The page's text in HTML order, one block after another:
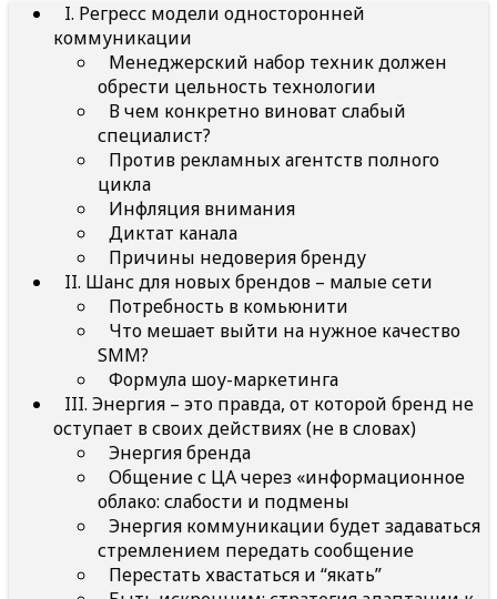
I. Регресс модели односторонней
коммуникации
Менеджерский набор техник должен
обрести цельность технологии
В чем конкретно виноват слабый
специалист?
Против рекламных агентств полного
цикла
Инфляция внимания
Диктат канала
Причины недоверия бренду
II. Шанс для новых брендов – малые сети
Потребность в комьюнити
Что мешает выйти на нужное качество
SMM?
Формула шоу-маркетинга
III. Энергия – это правда, от которой бренд не
оступает в своих действиях (не в словах)
Энергия бренда
Общение с ЦА через «информационное
облако: слабости и подмены
Энергия коммуникации будет задаваться
стремлением передать сообщение
Перестать хвастаться и “якать”